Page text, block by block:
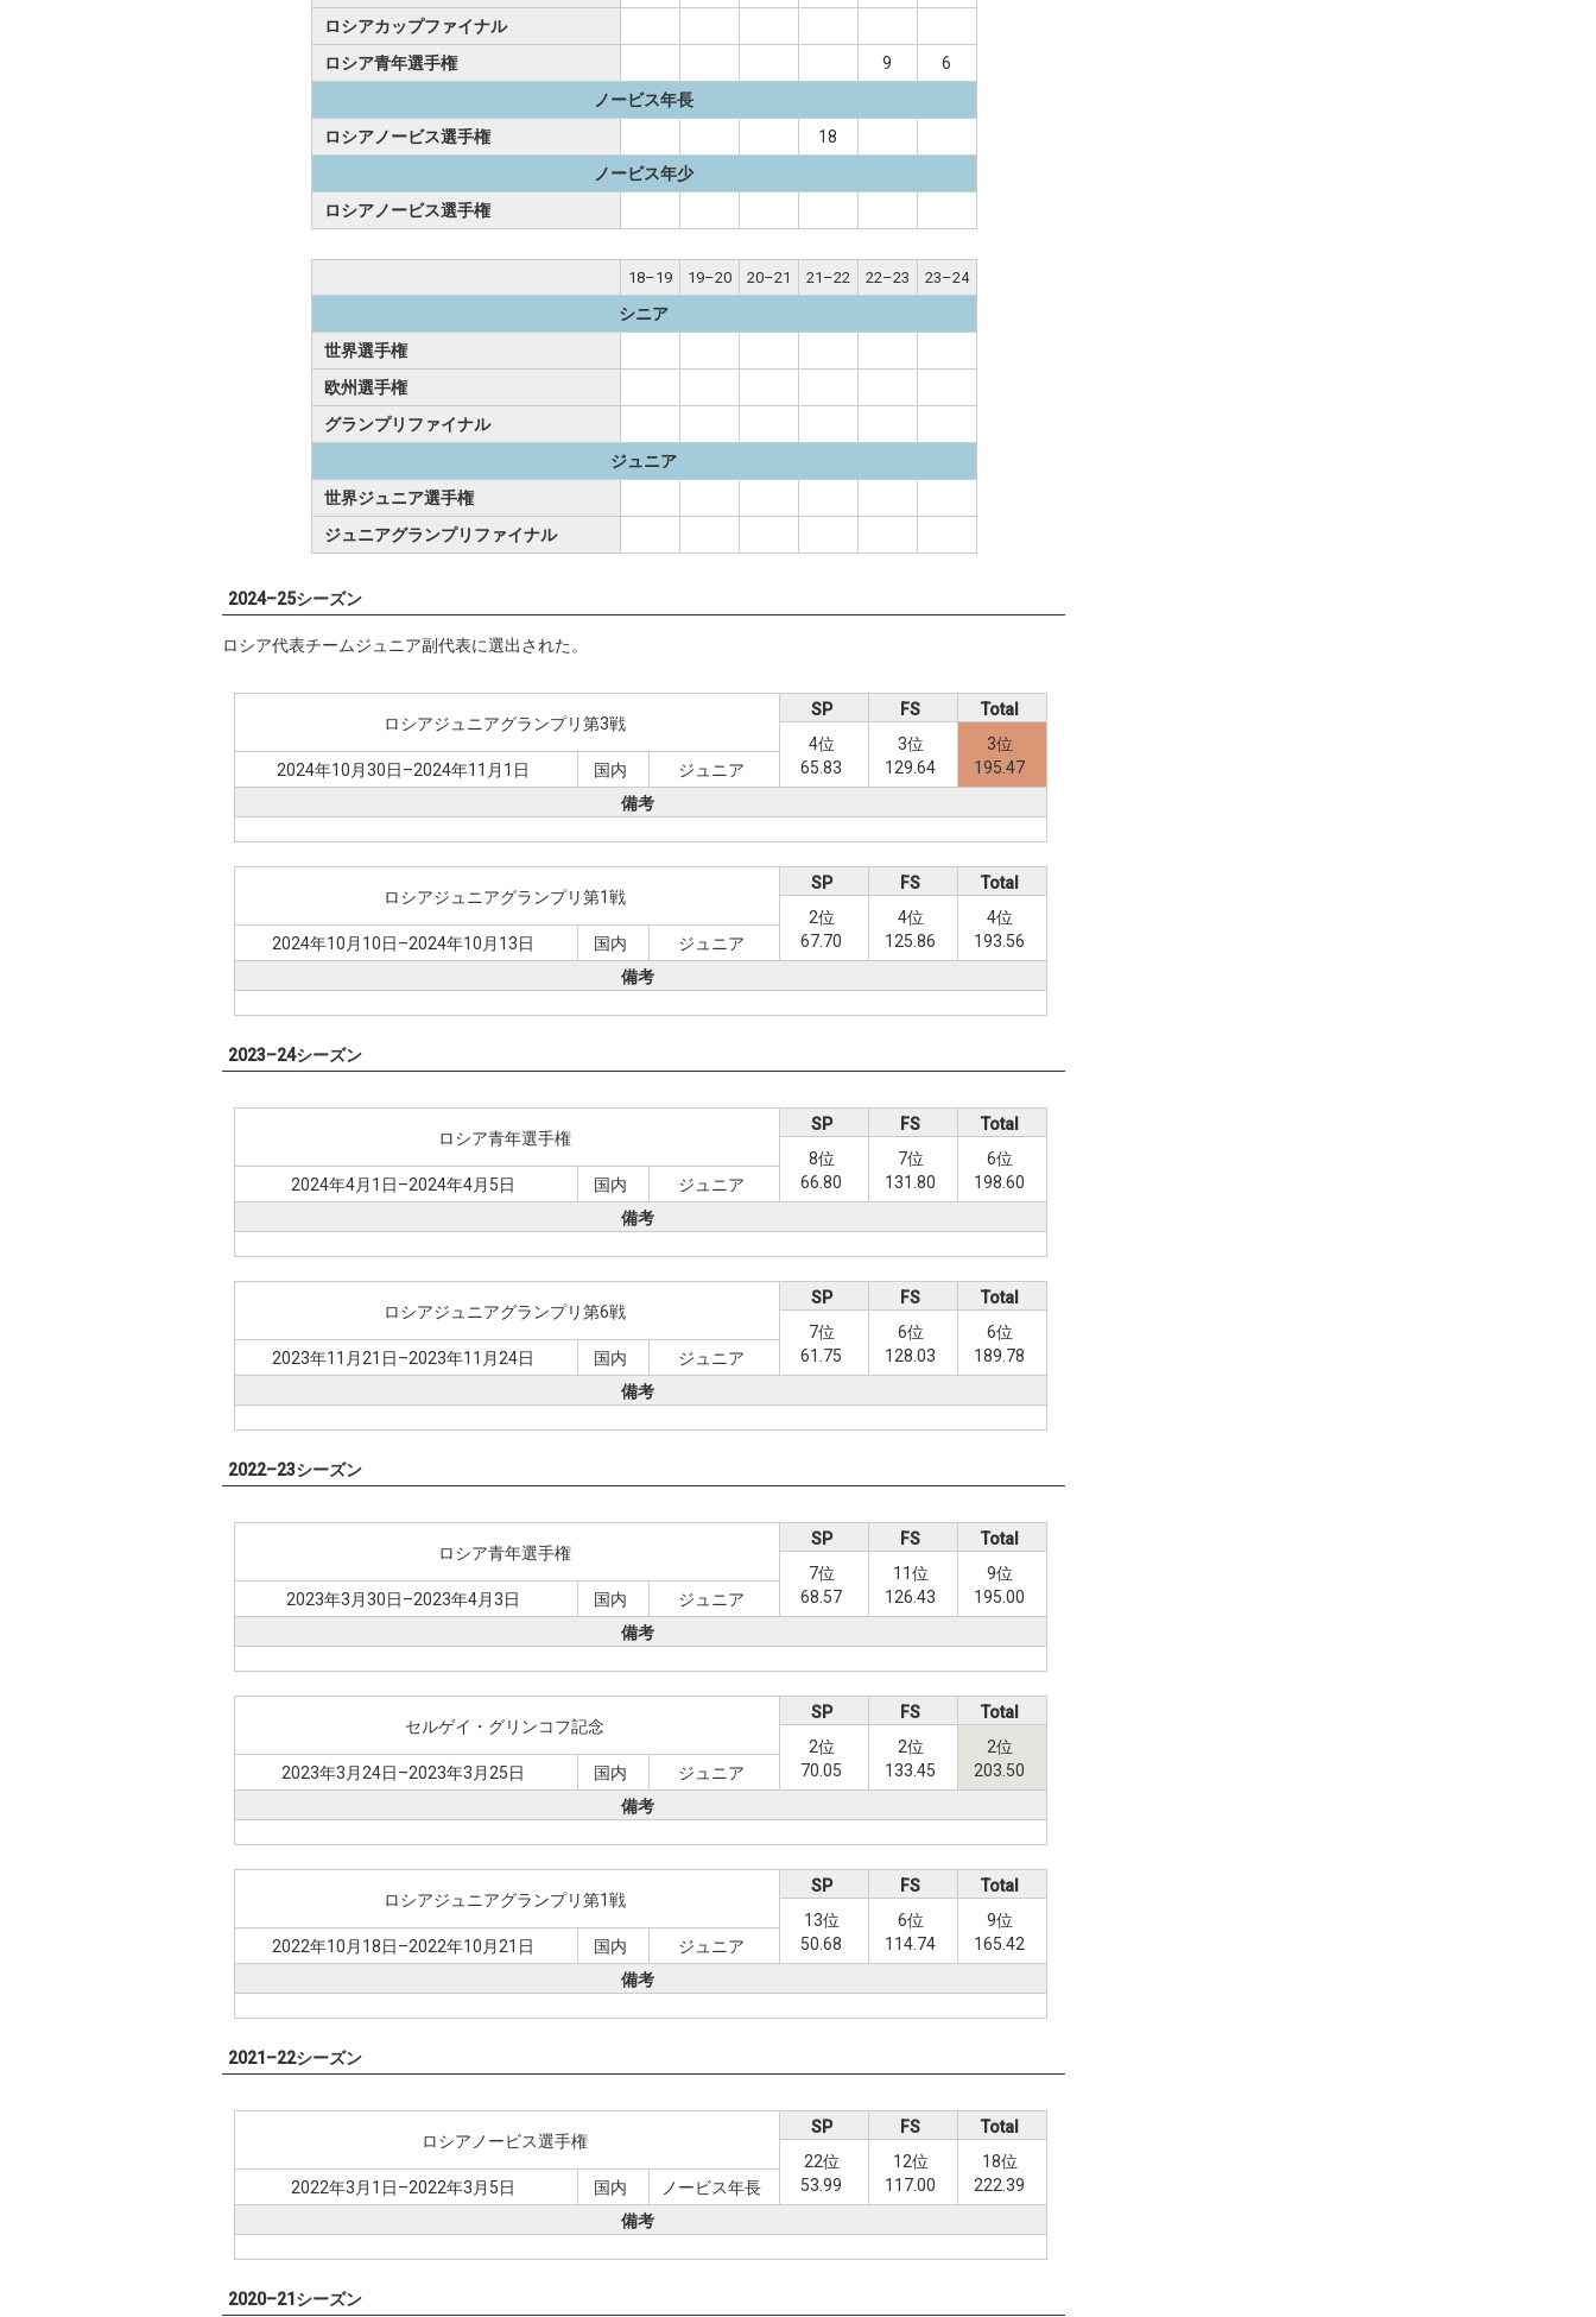
ロシアカップファイナル
ロシア青年選手権
9
6
ノービス年長
ロシアノービス選手権
18
ノービス年少
ロシアノービス選手権
18–19 19–20 20–21 21–22 22–23 23–24
シニア
世界選手権
欧州選手権
グランプリファイナル
ジュニア
世界ジュニア選手権
ジュニアグランプリファイナル
2024–25シーズン
ロシア代表チームジュニア副代表に選出された。
ロシアジュニアグランプリ第3戦
2024年10月30日–2024年11月1日 国内 ジュニア
SP
4位
65.83
FS
3位
129.64
Total
3位
195.47
備考
ロシアジュニアグランプリ第1戦
2024年10月10日–2024年10月13日 国内 ジュニア
SP
2位
67.70
FS
4位
125.86
Total
4位
193.56
備考
2023–24シーズン
ロシア青年選手権
2024年4月1日–2024年4月5日 国内 ジュニア
SP
8位
66.80
FS
7位
131.80
Total
6位
198.60
備考
ロシアジュニアグランプリ第6戦
2023年11月21日–2023年11月24日 国内 ジュニア
SP
7位
61.75
FS
6位
128.03
Total
6位
189.78
備考
2022–23シーズン
ロシア青年選手権
2023年3月30日–2023年4月3日 国内 ジュニア
SP
7位
68.57
FS
11位
126.43
Total
9位
195.00
備考
セルゲイ・グリンコフ記念
2023年3月24日–2023年3月25日 国内 ジュニア
SP
2位
70.05
FS
2位
133.45
Total
2位
203.50
備考
ロシアジュニアグランプリ第1戦
2022年10月18日–2022年10月21日 国内 ジュニア
SP
13位
50.68
FS
6位
114.74
Total
9位
165.42
備考
2021–22シーズン
ロシアノービス選手権
2022年3月1日–2022年3月5日 国内 ノービス年長
SP
22位
53.99
FS
12位
117.00
Total
18位
222.39
備考
2020–21シーズン